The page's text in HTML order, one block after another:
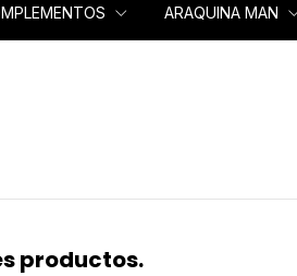
ARAQUINA MAN
productos.